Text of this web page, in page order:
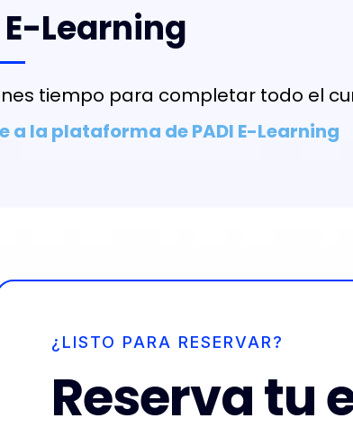
E-Learning
tiempo para completar todo el
a la plataforma de PADI E-Learning
¿LISTO PARA RESERVAR?
Reserva tu